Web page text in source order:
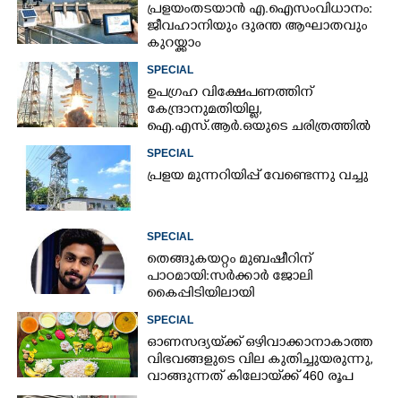
പ്രളയം തടയാൻ എ.ഐ സംവിധാനം:
ജീവഹാനിയും ദുരന്ത ആഘാതവും
കുറയ്ക്കാം
SPECIAL
ഉപഗ്രഹ വിക്ഷേപണത്തിന്
കേന്ദ്രാനുമതിയില്ല,​
ഐ.എസ്.ആർ.ഒയുടെ ചരിത്രത്തിൽ
SPECIAL
പ്ര​ളയ മു​ന്ന​റി​യി​പ്പ് ​വേണ്ടെന്നു വച്ചു
SPECIAL
തെങ്ങുകയറ്റം മുബഷീറിന്
പാഠമായി:സർക്കാർ ജോലി
കൈപ്പിടിയിലായി
SPECIAL
ഓണസദ്യയ്‌ക്ക് ഒഴിവാക്കാനാകാത്ത
വിഭവങ്ങളുടെ വില കുതിച്ചുയരുന്നു,
വാങ്ങുന്നത് കിലോയ്‌ക്ക് 460 രൂപ